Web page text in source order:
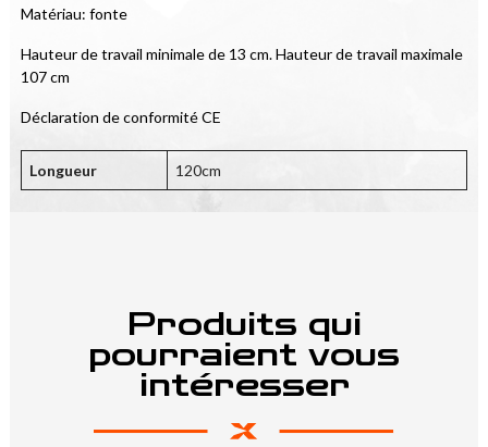
Matériau: fonte
Hauteur de travail minimale de 13 cm. Hauteur de travail maximale
107 cm
Déclaration de conformité CE
Longueur 120cm
Produits qui
pourraient vous
intéresser